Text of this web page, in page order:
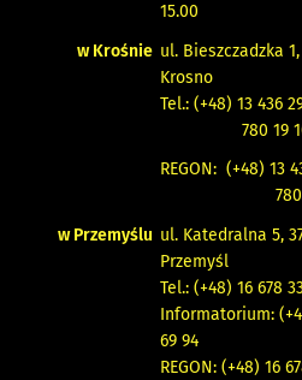
15.00
w Krośnie ul. Bieszczadzka
Krosno
Tel.: (+48) 13 436
780 19 10
REGON: (+48) 13
780 19
w Przemyślu ul. Katedralna 5,
Przemyśl
Tel.: (+48) 16 678
Informatorium:
69 94
REGON: (+48) 16